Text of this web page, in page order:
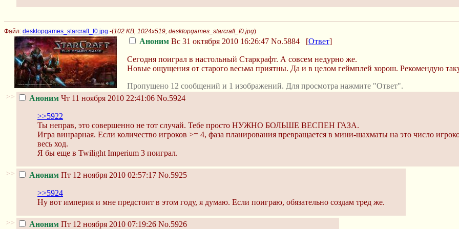
Файл: desktopgames_starcraft_f0.jpg -(102 KB, 1024x519, desktopgames_starcraft_f0.jpg)
Аноним Вс 31 октября 2010 16:26:47 No.5884 [Ответ]
Сегодня поиграл в настольный Старкрафт. А совсем недурно же.
Новые ощущения от старого весьма приятны. Да и в целом геймплей хорош. Рекомендую
Пропущено 12 сообщений и 1 изображений. Для просмотра нажмите "Ответ".
>>
Аноним Чт 11 ноября 2010 22:41:06 No.5924
>>5922
Ты неправ, это совершенно не тот случай. Тебе просто НУЖНО БОЛЬШЕ ВЕСПЕН ГАЗА.
Игра винрарная. Если количество игроков >= 4, фаза планирования превращается в мини-шахматы на это число
весь ход.
Я бы еще в Twilight Imperium 3 поиграл.
>> Аноним Пт 12 ноября 2010 02:57:17 No.5925
>>5924
Ну вот империя и мне предстоит в этом году, я думаю. Если поиграю, обязательно создам тред же.
>> Аноним Пт 12 ноября 2010 07:19:26 No.5926